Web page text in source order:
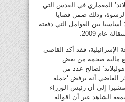
المعماري في القدس التي
وذلك ضمن قضايا
أساسيا بين العوامل التي دفعته
عام 2009.
فقد أكد القاضي
مالية ضخمة من بعض
لصالح عدد من
القاضي أنه يرفض ‘جملة
إلى أن رئيس الوزراء
الشاهد غير أن اقواله